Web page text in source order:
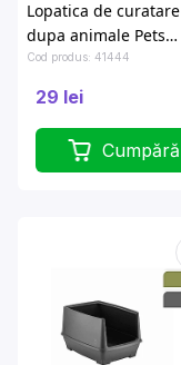
Lopatica de curatare
dupa animale Pets
13X8X28cm
Cod produs: 41444
29 lei
Cumpără